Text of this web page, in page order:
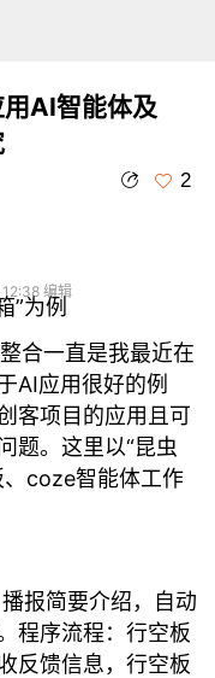
AI智能体及
2
编辑
”为例
合一直是我最近在
AI应用很好的例
客项目的应用且可
题。这里以“昆虫
、coze智能体工作
报简要介绍，自动
程序流程：行空板
反馈信息，行空板